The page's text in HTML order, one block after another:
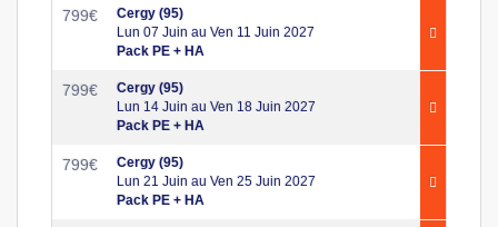
799€
Cergy (95)
Lun 07 Juin au Ven 11 Juin 2027
Pack PE + HA
799€
Cergy (95)
Lun 14 Juin au Ven 18 Juin 2027
Pack PE + HA
799€
Cergy (95)
Lun 21 Juin au Ven 25 Juin 2027
Pack PE + HA